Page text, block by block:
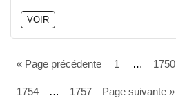
VOIR
« Page précédente 1 … 1750
1754 … 1757 Page suivante »